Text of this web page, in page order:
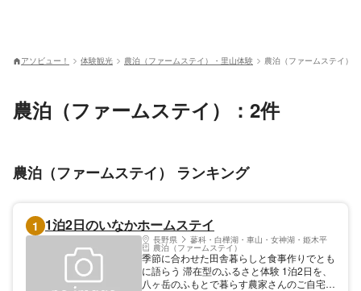
アソビュー！ 体験観光 農泊（ファームステイ）・里山体験 農泊（ファームステイ）
農泊（ファームステイ）：2件
農泊（ファームステイ） ランキング
1 1泊2日のいなかホームステイ
長野県 蓼科・白樺湖・車山・女神湖・姫木平
農泊（ファームステイ）
季節に合わせた田舎暮らしと食事作りでとも
に語らう 滞在型のふるさと体験 1泊2日を、
八ヶ岳のふもとで暮らす農家さんのご自宅で